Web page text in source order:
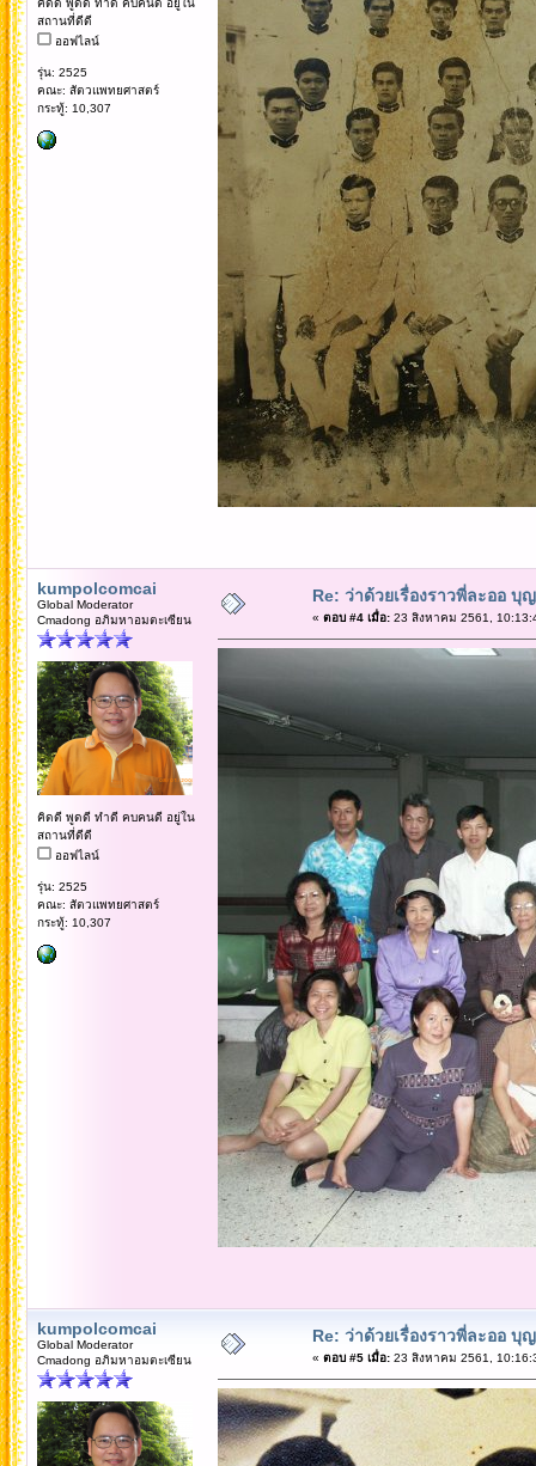
สถานที่ดีดี
ออฟไลน์
รุ่น: 2525
คณะ: สัตวแพทยศาสตร์
กระทู้: 10,307
kumpolcomcai
Global Moderator
Cmadong อภิมหาอมตะเซียน
คิดดี พูดดี ทำดี คบคนดี อยู่ใน
สถานที่ดีดี
ออฟไลน์
รุ่น: 2525
คณะ: สัตวแพทยศาสตร์
กระทู้: 10,307
Re: ว่าด้วยเรื่องราวพี่ละออ บุ
« ตอบ #4 เมื่อ:23 สิงหาคม 2561,
kumpolcomcai
Global Moderator
Cmadong อภิมหาอมตะเซียน
Re: ว่าด้วยเรื่องราวพี่ละออ บุ
« ตอบ #5 เมื่อ:23 สิงหาคม 2561,